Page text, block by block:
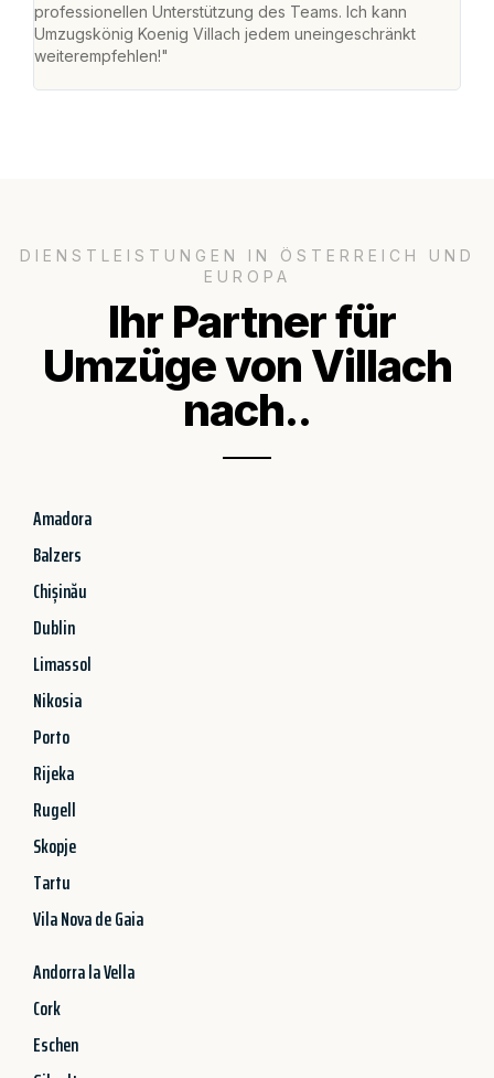
professionellen Unterstützung des Teams. Ich kann
Umzugskönig Koenig Villach jedem uneingeschränkt
weiterempfehlen!"
DIENSTLEISTUNGEN IN ÖSTERREICH UND
EUROPA
Ihr Partner für
Umzüge von Villach
nach..
Amadora
Balzers
Chișinău
Dublin
Limassol
Nikosia
Porto
Rijeka
Rugell
Skopje
Tartu
Vila Nova de Gaia
Andorra la Vella
Cork
Eschen